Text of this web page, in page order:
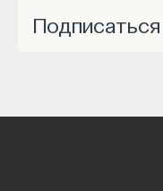
Подписаться